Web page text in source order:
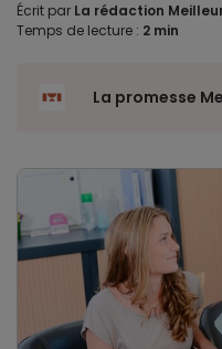
Écrit par La rédaction
Temps de lecture : 2 min
La promesse